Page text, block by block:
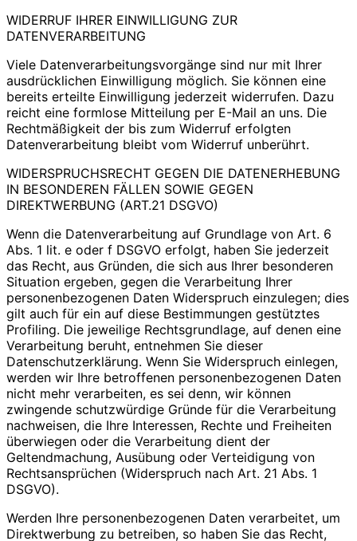
WIDERRUF IHRER EINWILLIGUNG ZUR
DATENVERARBEITUNG
Viele Datenverarbeitungsvorgänge sind nur mit Ihrer
ausdrücklichen Einwilligung möglich. Sie können eine
bereits erteilte Einwilligung jederzeit widerrufen. Dazu
reicht eine formlose Mitteilung per E-Mail an uns. Die
Rechtmäßigkeit der bis zum Widerruf erfolgten
Datenverarbeitung bleibt vom Widerruf unberührt.
WIDERSPRUCHSRECHT GEGEN DIE DATENERHEBUNG
IN BESONDEREN FÄLLEN SOWIE GEGEN
DIREKTWERBUNG (ART.21 DSGVO)
Wenn die Datenverarbeitung auf Grundlage von Art. 6
Abs. 1 lit. e oder f DSGVO erfolgt, haben Sie jederzeit
das Recht, aus Gründen, die sich aus Ihrer besonderen
Situation ergeben, gegen die Verarbeitung Ihrer
personenbezogenen Daten Widerspruch einzulegen; dies
gilt auch für ein auf diese Bestimmungen gestütztes
Profiling. Die jeweilige Rechtsgrundlage, auf denen eine
Verarbeitung beruht, entnehmen Sie dieser
Datenschutzerklärung. Wenn Sie Widerspruch einlegen,
werden wir Ihre betroffenen personenbezogenen Daten
nicht mehr verarbeiten, es sei denn, wir können
zwingende schutzwürdige Gründe für die Verarbeitung
nachweisen, die Ihre Interessen, Rechte und Freiheiten
überwiegen oder die Verarbeitung dient der
Geltendmachung, Ausübung oder Verteidigung von
Rechtsansprüchen (Widerspruch nach Art. 21 Abs. 1
DSGVO).
Werden Ihre personenbezogenen Daten verarbeitet, um
Direktwerbung zu betreiben, so haben Sie das Recht,